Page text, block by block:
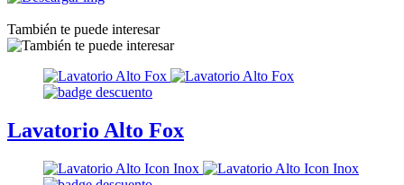
También te puede interesar
Lavatorio Alto Fox